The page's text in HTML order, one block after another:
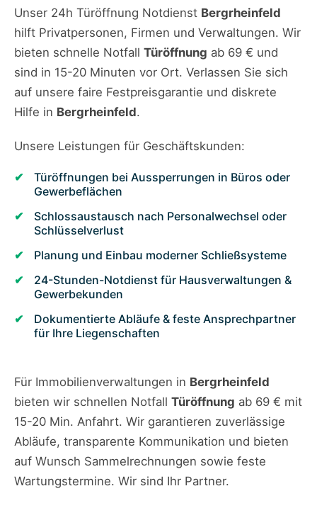
Unser 24h Türöffnung Notdienst Bergrheinfeld
hilft Privatpersonen, Firmen und Verwaltungen. Wir
bieten schnelle Notfall Türöffnung ab 69 € und
sind in 15-20 Minuten vor Ort. Verlassen Sie sich
auf unsere faire Festpreisgarantie und diskrete
Hilfe in Bergrheinfeld.
Unsere Leistungen für Geschäftskunden:
Türöffnungen bei Aussperrungen in Büros oder
Gewerbeflächen
Schlossaustausch nach Personalwechsel oder
Schlüsselverlust
Planung und Einbau moderner Schließsysteme
24-Stunden-Notdienst für Hausverwaltungen &
Gewerbekunden
Dokumentierte Abläufe & feste Ansprechpartner
für Ihre Liegenschaften
Für Immobilienverwaltungen in Bergrheinfeld
bieten wir schnellen Notfall Türöffnung ab 69 € mit
15-20 Min. Anfahrt. Wir garantieren zuverlässige
Abläufe, transparente Kommunikation und bieten
auf Wunsch Sammelrechnungen sowie feste
Wartungstermine. Wir sind Ihr Partner.